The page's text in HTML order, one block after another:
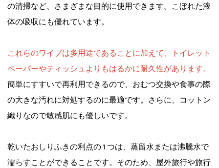
の清掃など、さまざまな目的に使用できます。こぼれた液
体の吸収にも優れています。
これらのワイプは多用途であることに加えて、トイレット
ペーパーやティッシュよりもはるかに耐久性があります。
簡単にすすいで再利用できるので、おむつ交換や食事の際
の大きな汚れに対処するのに最適です。さらに、コットン
織りなので敏感肌にも優しいです。
乾いたおしりふきの利点の 1 つは、蒸留水または沸騰水で
濡らすことができることです。そのため、屋外旅行や旅行